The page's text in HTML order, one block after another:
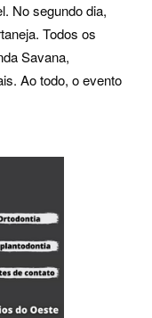
No segundo dia,
Todos os
Savana,
Ao todo, o evento